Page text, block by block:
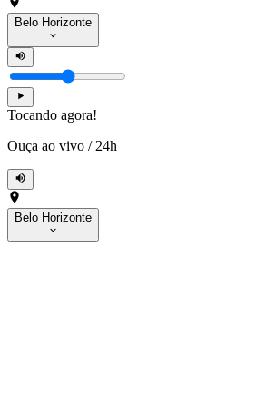
Belo Horizonte
Tocando agora!
Ouça ao vivo / 24h
Belo Horizonte